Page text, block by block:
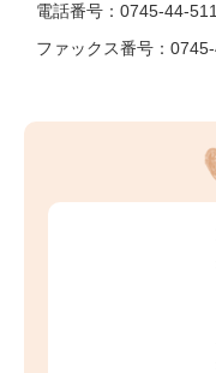
電話番号：0745-44-
ファックス番号：